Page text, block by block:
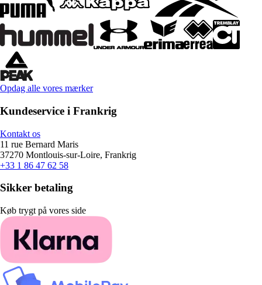
Opdag alle vores mærker
Kundeservice i Frankrig
Kontakt os
11 rue Bernard Maris
37270 Montlouis-sur-Loire, Frankrig
+33 1 86 47 62 58
Sikker betaling
Køb trygt på vores side